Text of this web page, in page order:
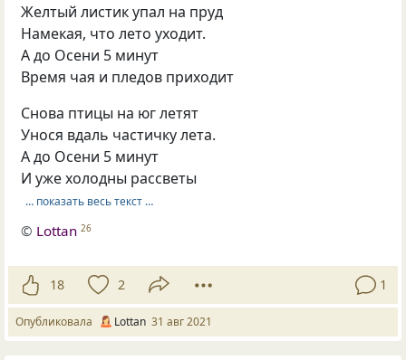
Желтый листик упал на пруд
Намекая, что лето уходит.
А до Осени 5 минут
Время чая и пледов приходит
Снова птицы на юг летят
Унося вдаль частичку лета.
А до Осени 5 минут
И уже холодны рассветы
… показать весь текст …
© Lottan 26
18 2 1
Опубликовала Lottan 31 авг 2021